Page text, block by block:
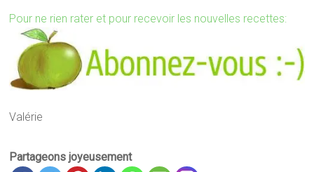
Pour ne rien rater et pour recevoir les nouvelles recettes:
Valérie
Partageons joyeusement